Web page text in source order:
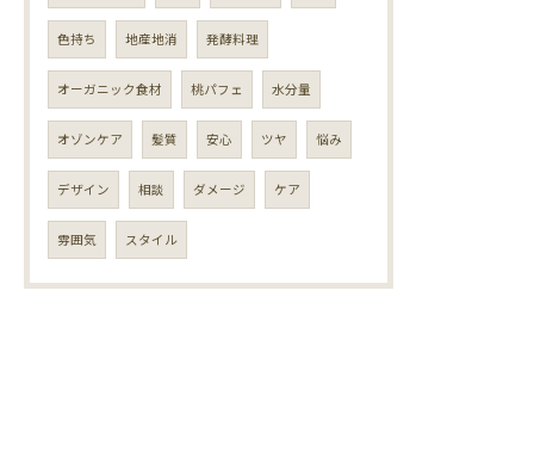
色持ち 地産地消 発酵料理
オーガニック食材 桃パフェ 水分量
オゾンケア 髪質 安心 ツヤ 悩み
デザイン 相談 ダメージ ケア
雰囲気 スタイル